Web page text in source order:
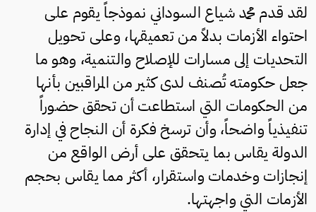
لقد قدم محمد شياع السوداني نموذجاً يقوم على
احتواء الأزمات بدلاً من تعميقها، وعلى تحويل
التحديات إلى مسارات للإصلاح والتنمية، وهو ما
جعل حكومته تُصنف لدى كثير من المراقبين بأنها
من الحكومات التي استطاعت أن تحقق حضوراً
تنفيذياً واضحاً، وأن ترسخ فكرة أن النجاح في إدارة
الدولة يقاس بما يتحقق على أرض الواقع من
إنجازات وخدمات واستقرار، أكثر مما يقاس بحجم
الأزمات التي واجهتها.